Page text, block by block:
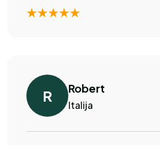
R Robert
Italija